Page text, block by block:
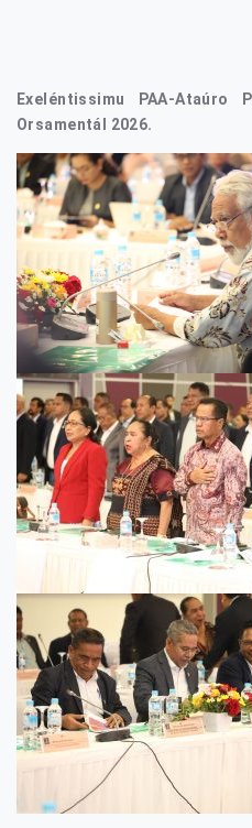
Exeléntissimu PAA-Ataúro
Orsamentál 2026.